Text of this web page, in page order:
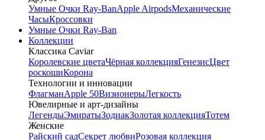
Умные Очки Ray-BanApple AirpodsМеханические
ЧасыКроссовки
Умные Очки Ray-Ban
Коллекции
Классика Caviar
Королевские цветаЧёрная коллекцияГенезисЦвет
роскошиКорона
Технологии и инновации
ФлагманApple 50ВизионерыЛегкость
Ювелирные и арт-дизайны
ЛегендыЭмиратыЗодиакЗолотая коллекцияТотем
Женские
Райский садСекрет любвиРозовая коллекция